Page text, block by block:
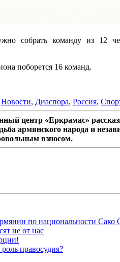
собрать команду из 12
поборется 16 команд.
Новости, Диаспора, Россия,
центр «Еркрамас»
армянского народа и
взносом.
по национальности Сако
не от нас
правосудия?